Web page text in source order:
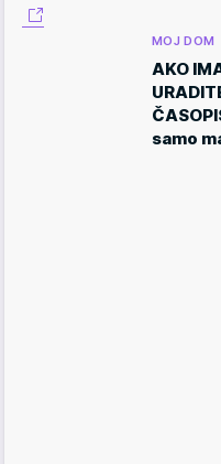
MOJ DOM
AKO
samo